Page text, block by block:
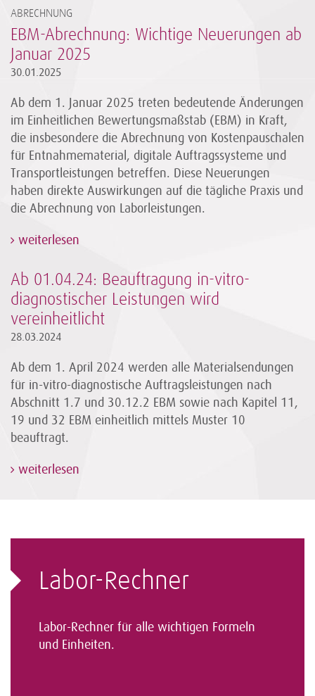
ABRECHNUNG
EBM-Abrechnung: Wichtige Neuerungen ab
Januar 2025
30.01.2025
Ab dem 1. Januar 2025 treten bedeutende Änderungen
im Einheitlichen Bewertungsmaßstab (EBM) in Kraft,
die insbesondere die Abrechnung von Kostenpauschalen
für Entnahmematerial, digitale Auftragssysteme und
Transportleistungen betreffen. Diese Neuerungen
haben direkte Auswirkungen auf die tägliche Praxis und
die Abrechnung von Laborleistungen.
weiterlesen
Ab 01.04.24: Beauftragung in-vitro-
diagnostischer Leistungen wird
vereinheitlicht
28.03.2024
Ab dem 1. April 2024 werden alle Materialsendungen
für in-vitro-diagnostische Auftragsleistungen nach
Abschnitt 1.7 und 30.12.2 EBM sowie nach Kapitel 11,
19 und 32 EBM einheitlich mittels Muster 10
beauftragt.
weiterlesen
Labor-Rechner
Labor-Rechner für alle wichtigen Formeln
und Einheiten.